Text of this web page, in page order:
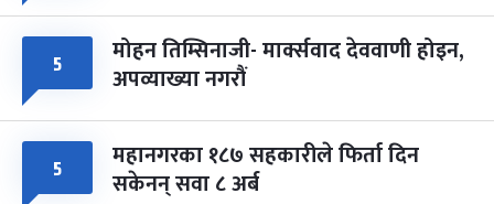
५ मोहन तिम्सिनाजी- मार्क्सवाद देववाणी होइन,
अपव्याख्या नगरौं
५ महानगरका १८७ सहकारीले फिर्ता दिन
सकेनन् सवा ८ अर्ब